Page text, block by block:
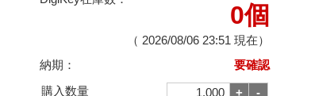
0個
（ 2026/08/06 23:51 現在）
納期：
要確認
購入数量